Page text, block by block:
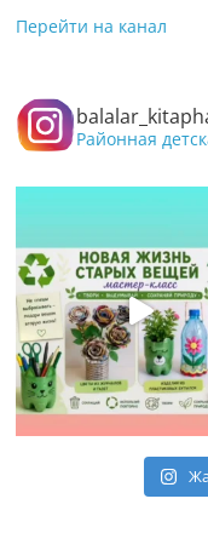
Перейти на канал
Районная